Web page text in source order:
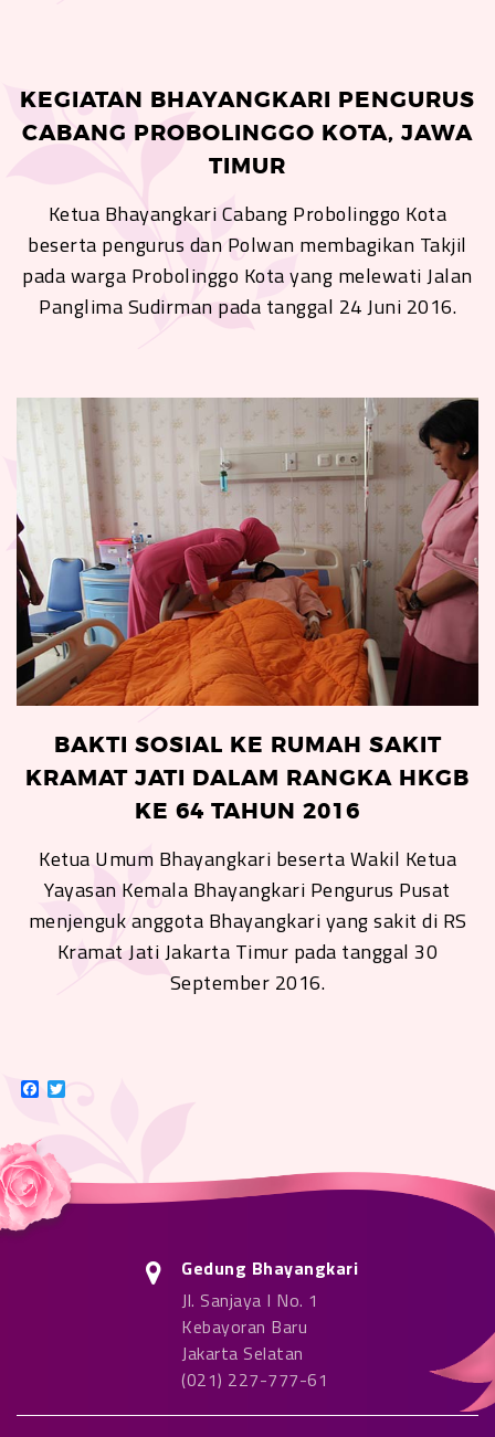
KEGIATAN BHAYANGKARI PENGURUS
CABANG PROBOLINGGO KOTA, JAWA
TIMUR
Ketua Bhayangkari Cabang Probolinggo Kota
beserta pengurus dan Polwan membagikan Takjil
pada warga Probolinggo Kota yang melewati Jalan
Panglima Sudirman pada tanggal 24 Juni 2016.
BAKTI SOSIAL KE RUMAH SAKIT
KRAMAT JATI DALAM RANGKA HKGB
KE 64 TAHUN 2016
Ketua Umum Bhayangkari beserta Wakil Ketua
Yayasan Kemala Bhayangkari Pengurus Pusat
menjenguk anggota Bhayangkari yang sakit di RS
Kramat Jati Jakarta Timur pada tanggal 30
September 2016.
Facebook
Gedung Bhayangkari
Jl. Sanjaya I No. 1
Kebayoran Baru
Jakarta Selatan
(021) 227-777-61